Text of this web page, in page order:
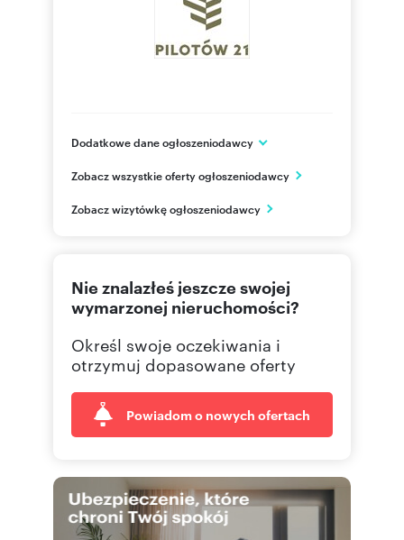
Dodatkowe dane ogłoszeniodawcy
ul. 10 lutego 5
pomorskie
576444 Pokaż telefon
728 95 Pokaż telefon
Zobacz wszystkie oferty ogłoszeniodawcy
Zobacz wizytówkę ogłoszeniodawcy
Nie znalazłeś jeszcze swojej
wymarzonej nieruchomości?
Określ swoje oczekiwania i
otrzymuj dopasowane oferty
Powiadom o nowych ofertach